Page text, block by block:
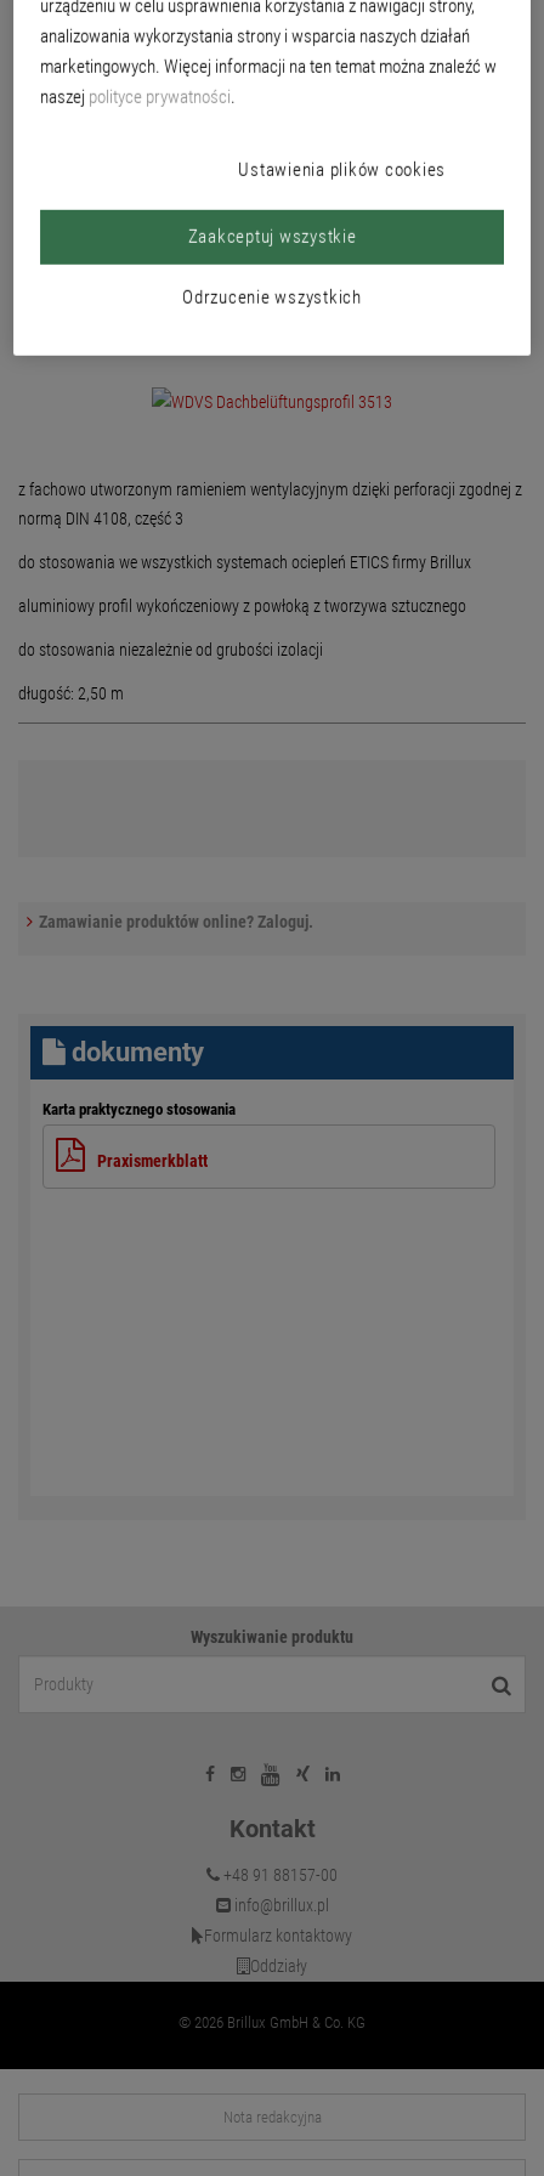
przymocowaniu płyt izolacyjnych, ale przed wykonaniem zbrojenia
powierzchniowego.
z fachowo utworzonym ramieniem wentylacyjnym dzięki perforacji zgodnej z
normą DIN 4108, część 3
do stosowania we wszystkich systemach ociepleń ETICS firmy Brillux
aluminiowy profil wykończeniowy z powłoką z tworzywa sztucznego
do stosowania niezależnie od grubości izolacji
długość: 2,50 m
Zamawianie produktów online? Zaloguj.
dokumenty
Karta praktycznego stosowania
Praxismerkblatt
Wyszukiwanie produktu
Kontakt
+48 91 88157-00
info@brillux.pl
Formularz kontaktowy
Oddziały
© 2026 Brillux GmbH & Co. KG
Nota redakcyjna
urządzeniu w celu usprawnienia korzystania z nawigacji strony,
analizowania wykorzystania strony i wsparcia naszych działań
marketingowych. Więcej informacji na ten temat można znaleźć w
naszej polityce prywatności.
Ustawienia plików cookies
Odrzucenie wszystkich
Zaakceptuj wszystkie